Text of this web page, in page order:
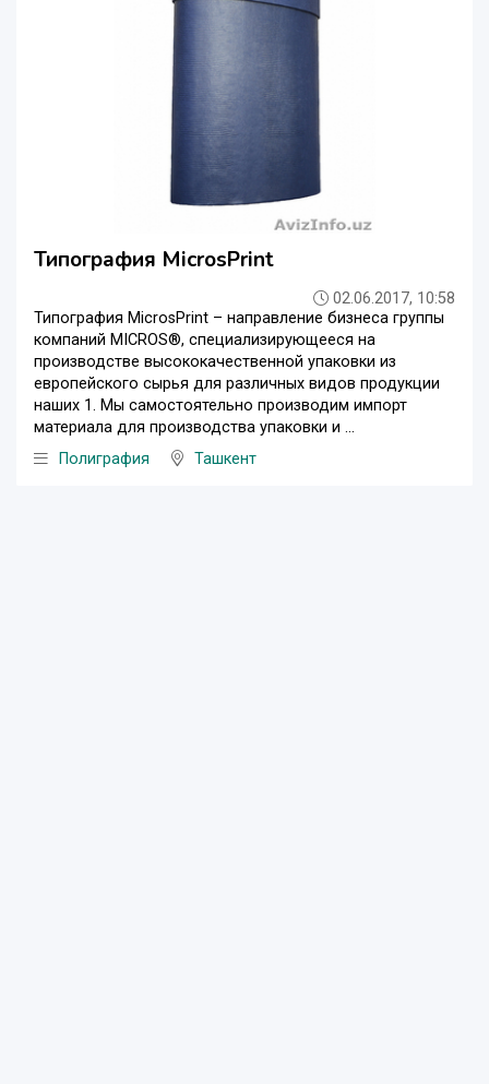
Типография MicrosPrint
02.06.2017, 10:58
Типография MicrosPrint – направление бизнеса группы
компаний MICROS®, специализирующееся на
производстве высококачественной упаковки из
европейского сырья для различных видов продукции
наших 1. Мы самостоятельно производим импорт
материала для производства упаковки и ...
Полиграфия
Ташкент